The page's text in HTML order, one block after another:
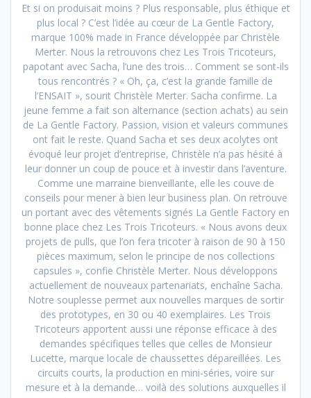
Et si on produisait moins ? Plus responsable, plus éthique et
plus local ? C’est l’idée au cœur de La Gentle Factory,
marque 100% made in France développée par Christèle
Merter. Nous la retrouvons chez Les Trois Tricoteurs,
papotant avec Sacha, l’une des trois… Comment se sont-ils
tous rencontrés ? « Oh, ça, c’est la grande famille de
l’ENSAIT », sourit Christèle Merter. Sacha confirme. La
jeune femme a fait son alternance (section achats) au sein
de La Gentle Factory. Passion, vision et valeurs communes
ont fait le reste. Quand Sacha et ses deux acolytes ont
évoqué leur projet d’entreprise, Christèle n’a pas hésité à
leur donner un coup de pouce et à investir dans l’aventure.
Comme une marraine bienveillante, elle les couve de
conseils pour mener à bien leur business plan. On retrouve
un portant avec des vêtements signés La Gentle Factory en
bonne place chez Les Trois Tricoteurs. « Nous avons deux
projets de pulls, que l’on fera tricoter à raison de 90 à 150
pièces maximum, selon le principe de nos collections
capsules », confie Christèle Merter. Nous développons
actuellement de nouveaux partenariats, enchaîne Sacha.
Notre souplesse permet aux nouvelles marques de sortir
des prototypes, en 30 ou 40 exemplaires. Les Trois
Tricoteurs apportent aussi une réponse efficace à des
demandes spécifiques telles que celles de Monsieur
Lucette, marque locale de chaussettes dépareillées. Les
circuits courts, la production en mini-séries, voire sur
mesure et à la demande… voilà des solutions auxquelles il